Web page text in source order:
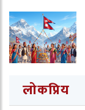
लोकप्रिय